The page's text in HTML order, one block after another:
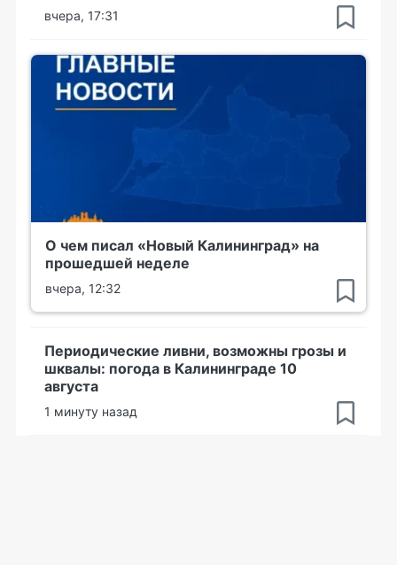
вчера, 17:31
О чем писал «Новый Калининград» на
прошедшей неделе
вчера, 12:32
Периодические ливни, возможны грозы и
шквалы: погода в Калининграде 10
августа
1 минуту назад